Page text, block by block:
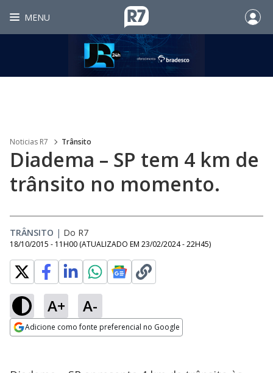
MENU
Noticias R7 Trânsito
Diadema – SP tem 4 km de
trânsito no momento.
TRÂNSITO | Do R7
18/10/2015 - 11H00 (ATUALIZADO EM 23/02/2024 - 22H45)
A+ A-
Adicione como fonte preferencial no Google